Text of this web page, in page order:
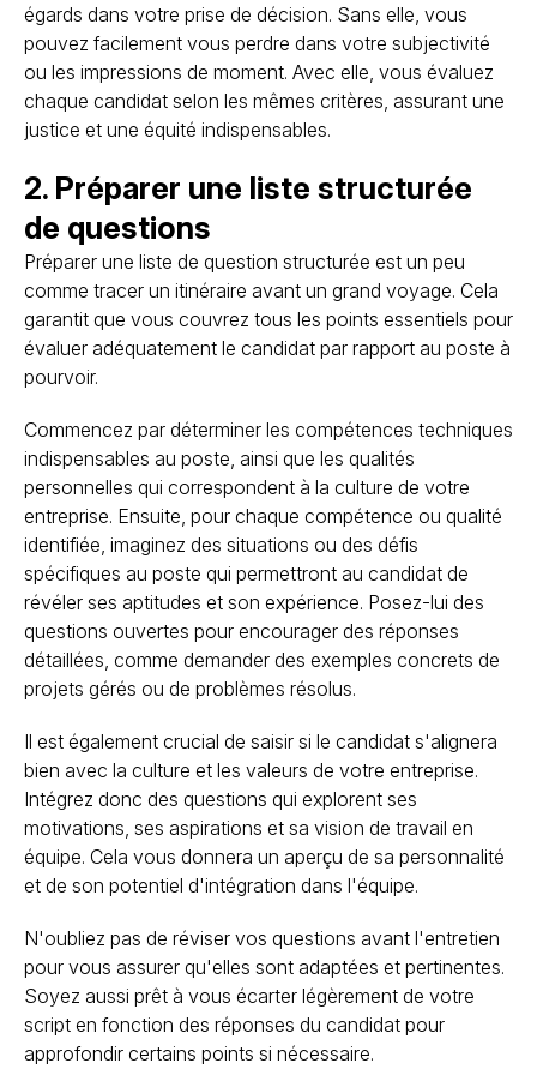
égards dans votre prise de décision. Sans elle, vous
pouvez facilement vous perdre dans votre subjectivité
ou les impressions de moment. Avec elle, vous évaluez
chaque candidat selon les mêmes critères, assurant une
justice et une équité indispensables.
2. Préparer une liste structurée
de questions
Préparer une liste de question structurée est un peu
comme tracer un itinéraire avant un grand voyage. Cela
garantit que vous couvrez tous les points essentiels pour
évaluer adéquatement le candidat par rapport au poste à
pourvoir.
Commencez par déterminer les compétences techniques
indispensables au poste, ainsi que les qualités
personnelles qui correspondent à la culture de votre
entreprise. Ensuite, pour chaque compétence ou qualité
identifiée, imaginez des situations ou des défis
spécifiques au poste qui permettront au candidat de
révéler ses aptitudes et son expérience. Posez-lui des
questions ouvertes pour encourager des réponses
détaillées, comme demander des exemples concrets de
projets gérés ou de problèmes résolus.
Il est également crucial de saisir si le candidat s'alignera
bien avec la culture et les valeurs de votre entreprise.
Intégrez donc des questions qui explorent ses
motivations, ses aspirations et sa vision de travail en
équipe. Cela vous donnera un aperçu de sa personnalité
et de son potentiel d'intégration dans l'équipe.
N'oubliez pas de réviser vos questions avant l'entretien
pour vous assurer qu'elles sont adaptées et pertinentes.
Soyez aussi prêt à vous écarter légèrement de votre
script en fonction des réponses du candidat pour
approfondir certains points si nécessaire.